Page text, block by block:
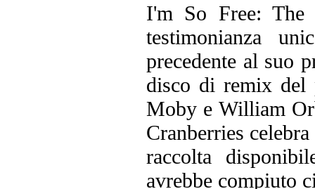
I'm So Free:
testimonianza
precedente al suo
disco di remix del
Moby e William
Cranberries
raccolta
avrebbe compiuto